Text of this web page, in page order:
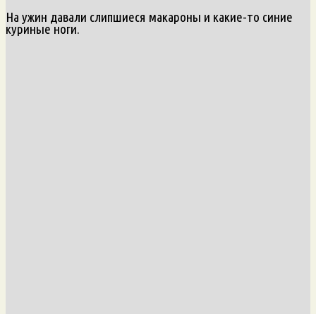
На ужин давали слипшиеся макароны и какие-то синие
куриные ноги.